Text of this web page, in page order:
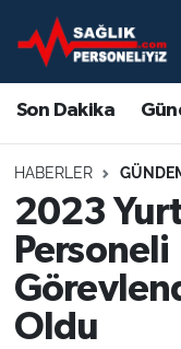
Son Dakika
HABERLER
2023
Personeli
Oldu
Son Dakika
Gündem
Atamalar
Sağlık
Mevzuat
Nöbetçi
Hava
Namaz
Trafik Durumu
Süper Lig